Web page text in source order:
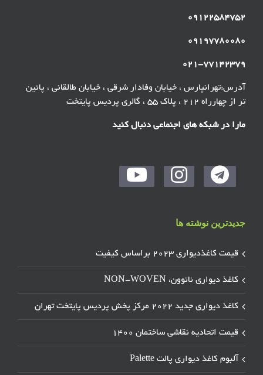
۰۹۱۲۲۵۸۴۷۵۲
۰۹۱۹۷۷۸۰۰۸۰
۰۲۱-۷۷۱۴۲۳۷۹
آدرس:تهرانپارس ، خیابان وفادار شرقی ، خیابان طالقانی ، پائین
تر از چهارراه ۲۱۲ ، پلاک ۵۵ ، گالری پردیس پایتخت
مارا در شبکه های اجنماعی دنبال کنید
جدیدترین نوشته ها
قیمت کاغذدیواری ۲۰۲۳ براساس کیفیت
کاغذ دیواری نانوون، NON-WOVEN
کاغذ دیواری جدید ۲۰۲۲ مرکز پخش پردیس پایتخت تهران
قیمت اتحادیه نقاشی ساختمان ۱۴۰۰
آلبوم کاغذ دیواری پالت Palette